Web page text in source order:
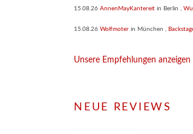
15.08.26AnnenMayKantereit in Berlin ,
15.08.26Wolfmoter in München ,
Unsere Empfehlungen anzeigen
NEUE REVIEWS